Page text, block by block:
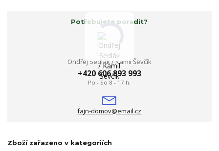
Potřebujete poradit?
Ondřej Sedlák / Kamil Ševčík
+420 606 893 993
Po - So 8 - 17 h.
fajn-domov@email.cz
Zboží zařazeno v kategoriích